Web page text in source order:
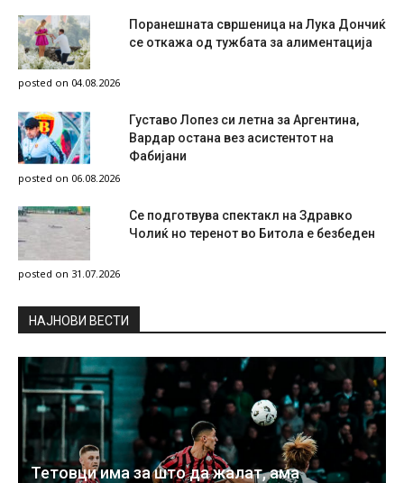
Поранешната свршеница на Лука Дончиќ
се откажа од тужбата за алиментација
posted on 04.08.2026
Густаво Лопез си летна за Аргентина,
Вардар остана вез асистентот на
Фабијани
posted on 06.08.2026
Се подготвува спектакл на Здравко
Чолиќ но теренот во Битола е безбеден
posted on 31.07.2026
НAЈНОВИ ВЕСТИ
Тетовци има за што да жалат, ама